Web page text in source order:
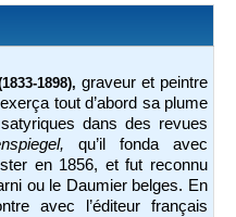
1898), graveur et peintre
tout d’abord sa plume
dans des revues
qu’il fonda avec
en 1856, et fut reconnu
ou le Daumier belges. En
avec l’éditeur français